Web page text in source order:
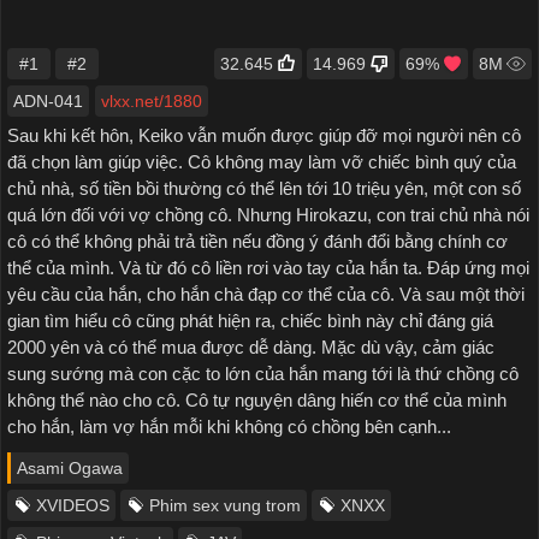
#1 #2 32.645 14.969 69%
8M
ADN-041
vlxx.net/1880
Sau khi kết hôn, Keiko vẫn muốn được giúp đỡ mọi người nên cô
đã chọn làm giúp việc. Cô không may làm vỡ chiếc bình quý của
chủ nhà, số tiền bồi thường có thể lên tới 10 triệu yên, một con số
quá lớn đối với vợ chồng cô. Nhưng Hirokazu, con trai chủ nhà nói
cô có thể không phải trả tiền nếu đồng ý đánh đổi bằng chính cơ
thể của mình. Và từ đó cô liền rơi vào tay của hắn ta. Đáp ứng mọi
yêu cầu của hắn, cho hắn chà đạp cơ thể của cô. Và sau một thời
gian tìm hiểu cô cũng phát hiện ra, chiếc bình này chỉ đáng giá
2000 yên và có thể mua được dễ dàng. Mặc dù vậy, cảm giác
sung sướng mà con cặc to lớn của hắn mang tới là thứ chồng cô
không thể nào cho cô. Cô tự nguyện dâng hiến cơ thể của mình
cho hắn, làm vợ hắn mỗi khi không có chồng bên cạnh...
Asami Ogawa
XVIDEOS
Phim sex vung trom
XNXX